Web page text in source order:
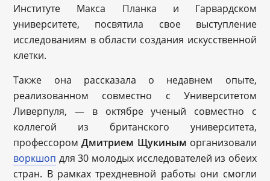
Институте Макса Планка и Гарвардском
университете, посвятила свое выступление
исследованиям в области создания искусственной
клетки.
Также она рассказала о недавнем опыте,
реализованном совместно с Университетом
Ливерпуля, — в октябре ученый совместно с
коллегой из британского университета,
профессоромДмитрием Щукиным организовали
воркшоп для 30 молодых исследователей из обеих
стран. В рамках трехдневной работы они смогли